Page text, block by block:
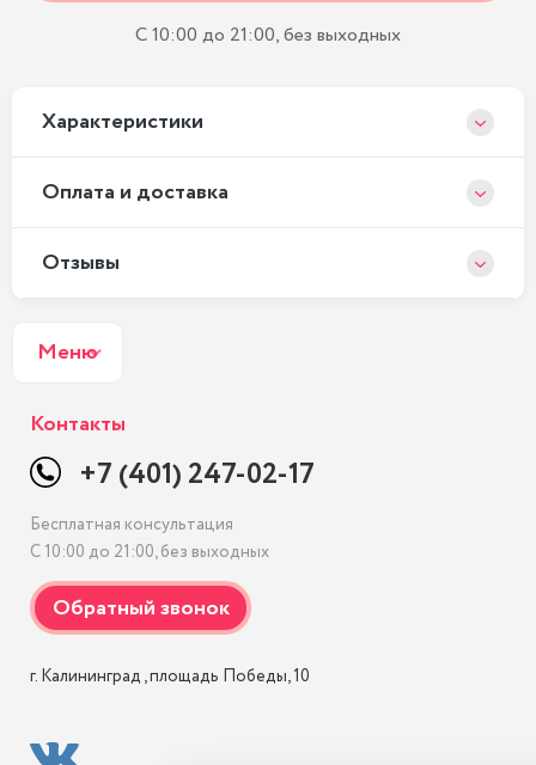
С 10:00 до 21:00, без выходных
Xарактеристики
Оплата и доставка
Отзывы
Меню
Контакты
+7 (401) 247-02-17
Бесплатная консультация
С 10:00 до 21:00, без выходных
г. Калининград , площадь Победы, 10